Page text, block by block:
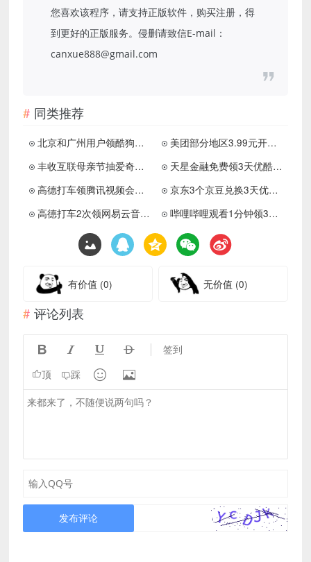
您喜欢该程序，请支持正版软件，购买注册，得
到更好的正版服务。侵删请致信E-mail：
canxue888@gmail.com
同类推荐
北京和广州用户领酷狗音乐周卡
美团部分地区3.99元开月卡会员
丰收互联母亲节抽爱奇艺月卡
天星金融免费领3天优酷会员
高德打车领腾讯视频会员月卡
京东3个京豆兑换3天优酷会员
高德打车2次领网易云音乐月卡
哔哩哔哩观看1分钟领3天会员
有价值 (0) 无价值 (0)
评论列表
    签到
顶 踩  
发布评论